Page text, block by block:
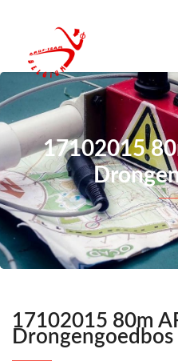
17102015
17102015 80m
Drongengoedbos